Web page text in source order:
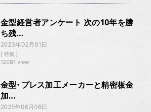
金型経営者アンケート 次の10年を勝
ち残...
2023年02月01日
特集
12081 view
金型・プレス加工メーカーと精密板金
加...
2025年06月06日